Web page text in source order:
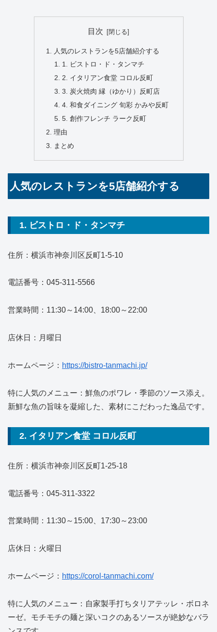
目次
人気のレストランを5店舗紹介する
1. ビストロ・ド・タンマチ
2. イタリアン食堂 コロル反町
3. 炭火焼肉 縁（ゆかり）反町店
4. 和食ダイニング 旬彩 かみや反町
5. 創作フレンチ ラーク反町
理由
まとめ
人気のレストランを5店舗紹介する
1. ビストロ・ド・タンマチ
住所：横浜市神奈川区反町1-5-10
電話番号：045-311-5566
営業時間：11:30～14:00、18:00～22:00
店休日：月曜日
ホームページ： https://bistro-tanmachi.jp/
特に人気のメニュー：鮮魚のポワレ・季節のソース添え。
新鮮な魚の旨味を凝縮した、素材にこだわった逸品です。
2. イタリアン食堂 コロル反町
住所：横浜市神奈川区反町1-25-18
電話番号：045-311-3322
営業時間：11:30～15:00、17:30～23:00
店休日：火曜日
ホームページ： https://corol-tanmachi.com/
特に人気のメニュー：自家製手打ちタリアテッレ・ボロネ
ーゼ。モチモチの麺と深いコクのあるソースが絶妙なバラ